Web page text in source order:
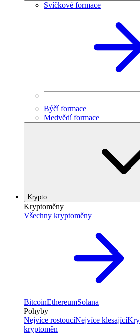
Svíčkové formace
Býčí formace
Medvědí formace
Krypto
Kryptoměny
Všechny kryptoměny
BitcoinEthereumSolana
Pohyby
Nejvíce rostoucíNejvíce klesající
kryptoměn